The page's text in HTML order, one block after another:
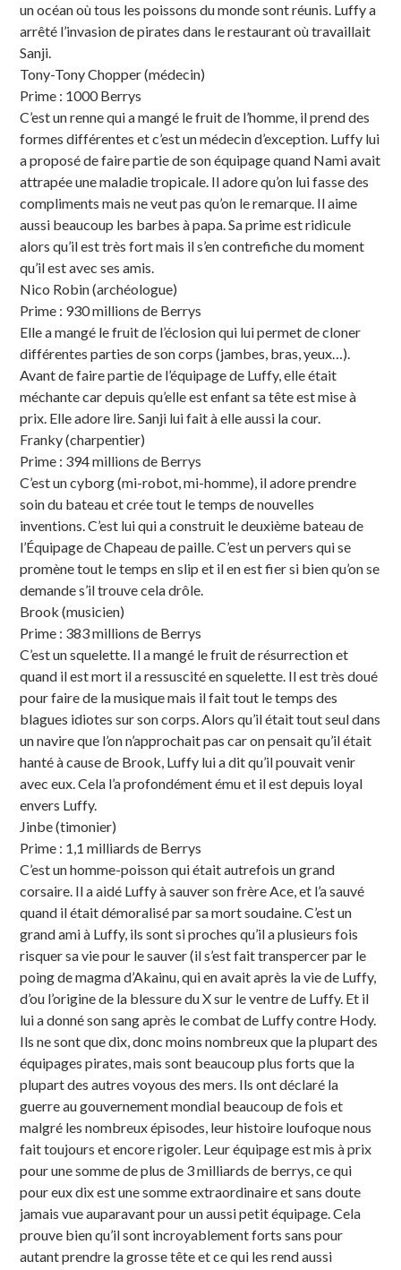
un océan où tous les poissons du monde sont réunis. Luffy a
arrêté l’invasion de pirates dans le restaurant où travaillait
Sanji.
Tony-Tony Chopper (médecin)
Prime : 1000 Berrys
C’est un renne qui a mangé le fruit de l’homme, il prend des
formes différentes et c’est un médecin d’exception. Luffy lui
a proposé de faire partie de son équipage quand Nami avait
attrapée une maladie tropicale. Il adore qu’on lui fasse des
compliments mais ne veut pas qu’on le remarque. Il aime
aussi beaucoup les barbes à papa. Sa prime est ridicule
alors qu’il est très fort mais il s’en contrefiche du moment
qu’il est avec ses amis.
Nico Robin (archéologue)
Prime : 930 millions de Berrys
Elle a mangé le fruit de l’éclosion qui lui permet de cloner
différentes parties de son corps (jambes, bras, yeux…).
Avant de faire partie de l’équipage de Luffy, elle était
méchante car depuis qu’elle est enfant sa tête est mise à
prix. Elle adore lire. Sanji lui fait à elle aussi la cour.
Franky (charpentier)
Prime : 394 millions de Berrys
C’est un cyborg (mi-robot, mi-homme), il adore prendre
soin du bateau et crée tout le temps de nouvelles
inventions. C’est lui qui a construit le deuxième bateau de
l’Équipage de Chapeau de paille. C’est un pervers qui se
promène tout le temps en slip et il en est fier si bien qu’on se
demande s’il trouve cela drôle.
Brook (musicien)
Prime : 383 millions de Berrys
C’est un squelette. Il a mangé le fruit de résurrection et
quand il est mort il a ressuscité en squelette. Il est très doué
pour faire de la musique mais il fait tout le temps des
blagues idiotes sur son corps. Alors qu’il était tout seul dans
un navire que l’on n’approchait pas car on pensait qu’il était
hanté à cause de Brook, Luffy lui a dit qu’il pouvait venir
avec eux. Cela l’a profondément ému et il est depuis loyal
envers Luffy.
Jinbe (timonier)
Prime : 1,1 milliards de Berrys
C’est un homme-poisson qui était autrefois un grand
corsaire. Il a aidé Luffy à sauver son frère Ace, et l’a sauvé
quand il était démoralisé par sa mort soudaine. C’est un
grand ami à Luffy, ils sont si proches qu’il a plusieurs fois
risquer sa vie pour le sauver (il s’est fait transpercer par le
poing de magma d’Akainu, qui en avait après la vie de Luffy,
d’ou l’origine de la blessure du X sur le ventre de Luffy. Et il
lui a donné son sang après le combat de Luffy contre Hody.
Ils ne sont que dix, donc moins nombreux que la plupart des
équipages pirates, mais sont beaucoup plus forts que la
plupart des autres voyous des mers. Ils ont déclaré la
guerre au gouvernement mondial beaucoup de fois et
malgré les nombreux épisodes, leur histoire loufoque nous
fait toujours et encore rigoler. Leur équipage est mis à prix
pour une somme de plus de 3 milliards de berrys, ce qui
pour eux dix est une somme extraordinaire et sans doute
jamais vue auparavant pour un aussi petit équipage. Cela
prouve bien qu’il sont incroyablement forts sans pour
autant prendre la grosse tête et ce qui les rend aussi